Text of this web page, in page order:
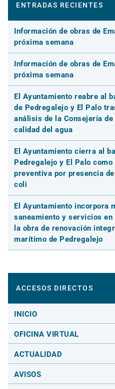
ENTRADAS RECIENTES
Información de obras de
próxima semana
Información de obras de
próxima semana
El Ayuntamiento reabre al
de Pedregalejo y El Palo
análisis de la Consejería de
calidad del agua
El Ayuntamiento cierra al
Pedregalejo y El Palo como
preventiva por presencia
coli
El Ayuntamiento incorpora
saneamiento y servicios en
la obra de renovación
marítimo de Pedregalejo
ACCESOS DIRECTOS
INICIO
OFICINA VIRTUAL
ACTUALIDAD
AVISOS